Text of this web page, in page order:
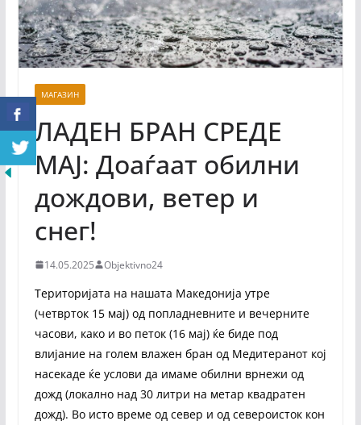
МАГАЗИН
ЛАДЕН БРАН СРЕДЕ
МАЈ: Доаѓаат обилни
дождови, ветер и
снег!
14.05.2025 Objektivno24
Територијата на нашата Македонија утре
(четврток 15 мај) од попладневните и вечерните
часови, како и во петок (16 мај) ќе биде под
влијание на голем влажен бран од Медитеранот кој
насекаде ќе услови да имаме обилни врнежи од
дожд (локално над 30 литри на метар квадратен
дожд). Во исто време од север и од североисток кон